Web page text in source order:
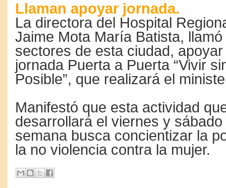
Llaman apoyar jornada.
La directora del Hospital
Jaime Mota María Batista,
sectores de esta ciudad, apoyar
jornada Puerta a Puerta “Vivir
Posible”, que realizará el
Manifestó que esta actividad
desarrollará el viernes y
semana busca concientizar la
la no violencia contra la mujer.